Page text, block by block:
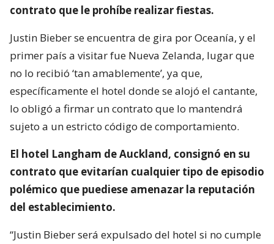
contrato que le prohíbe realizar fiestas.
Justin Bieber se encuentra de gira por Oceanía, y el
primer país a visitar fue Nueva Zelanda, lugar que
no lo recibió ‘tan amablemente’, ya que,
específicamente el hotel donde se alojó el cantante,
lo obligó a firmar un contrato que lo mantendrá
sujeto a un estricto código de comportamiento.
El hotel Langham de Auckland, consignó en su
contrato que evitarían cualquier tipo de episodio
polémico que puediese amenazar la reputación
del establecimiento.
“Justin Bieber será expulsado del hotel si no cumple